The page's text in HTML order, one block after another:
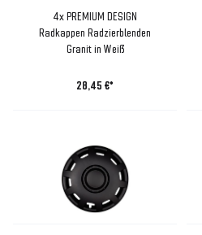
4x PREMIUM DESIGN
Radkappen Radzierblenden
Granit in Weiß
28,45 €*